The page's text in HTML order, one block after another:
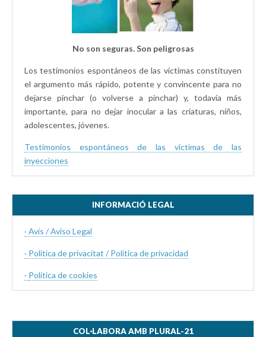
No son seguras. Son peligrosas
Los testimonios espontáneos de las víctimas constituyen
el argumento más rápido, potente y convincente para no
dejarse pinchar (o volverse a pinchar) y, todavía más
importante, para no dejar inocular a las criaturas, niños,
adolescentes, jóvenes.
Testimonios espontáneos de las víctimas de las
inyecciones
INFORMACIÓ LEGAL
· Avís / Aviso Legal
· Politica de privacitat / Política de privacidad
· Política de cookies
COL·LABORA AMB PLURAL-21